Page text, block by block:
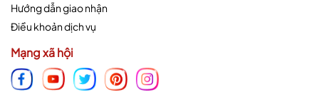
Hướng dẫn giao nhận
Điều khoản dịch vụ
Mạng xã hội